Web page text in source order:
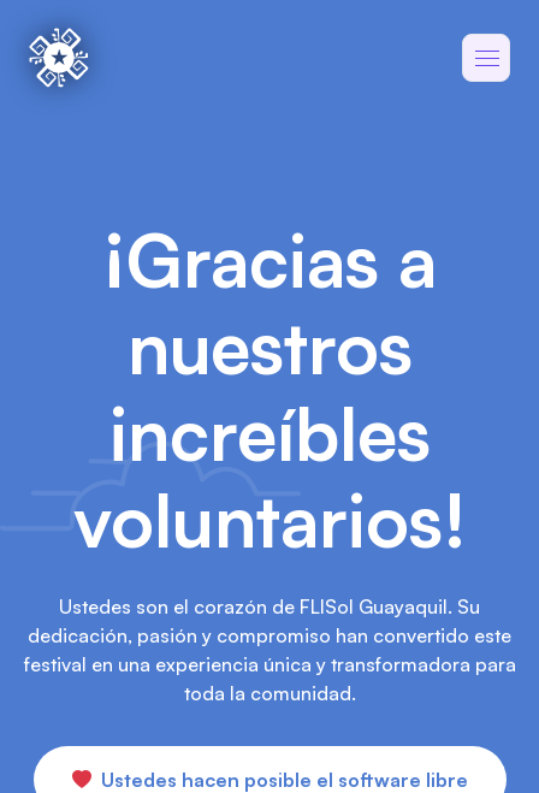
¡Gracias a
nuestros
increíbles
voluntarios!
Ustedes son el corazón de FLISol Guayaquil. Su
dedicación, pasión y compromiso han convertido este
festival en una experiencia única y transformadora para
toda la comunidad.
Ustedes hacen posible el software libre